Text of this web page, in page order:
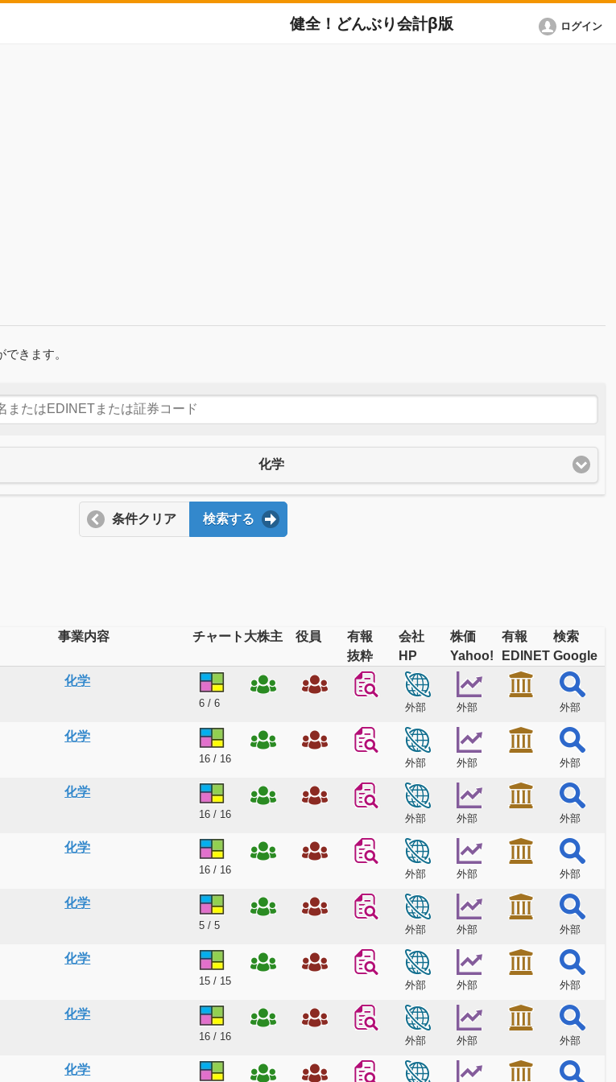
健全！どんぶり会計β版 ログイン
きます。
化学
条件クリア 検索する
事業内容 チャート 大株主 役員
有報
抜粋
会社
HP
株価
Yahoo!
有報
EDINET
検索
Google
化学
6 / 6 外部 外部 外部
化学
16 / 16 外部 外部 外部
化学
16 / 16 外部 外部 外部
化学
16 / 16 外部 外部 外部
化学
5 / 5 外部 外部 外部
化学
15 / 15 外部 外部 外部
化学
16 / 16 外部 外部 外部
化学